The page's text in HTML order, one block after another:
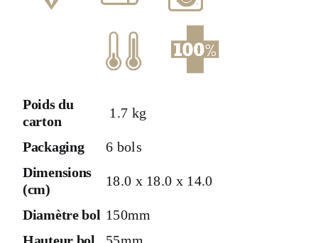
Poids du
carton
1.7 kg
Packaging
6 bols
Dimensions
(cm)
18.0 x 18.0 x 14.0
Diamètre bol 150mm